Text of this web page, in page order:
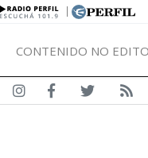
|
CONTENIDO NO